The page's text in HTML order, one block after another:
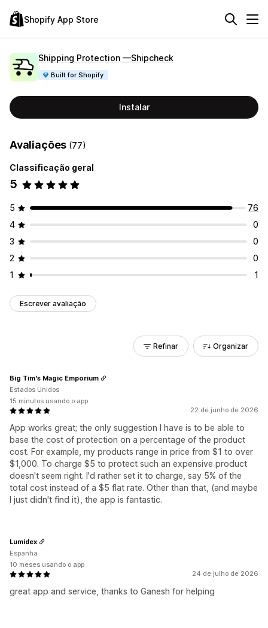
Shopify App Store
Shipping Protection —Shipcheck
Built for Shopify
Instalar
Avaliações (77)
Classificação geral
5
5
76
4
0
3
0
2
0
1
1
Escrever avaliação
Refinar Organizar
22 de junho de 2026
App works great; the only suggestion I have is to be able to
base the cost of protection on a percentage of the product
cost. For example, my products range in price from $1 to over
$1,000. To charge $5 to protect such an expensive product
doesn't seem right. I'd rather set it to charge, say 5% of the
total cost instead of a $5 flat rate. Other than that, (and maybe
I just didn't find it), the app is fantastic.
Big Tim's Magic Emporium
Estados Unidos
15 minutos usando o app
24 de julho de 2026
great app and service, thanks to Ganesh for helping
Lumidex
Espanha
10 meses usando o app